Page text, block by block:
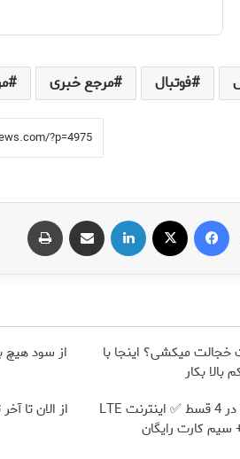
فوتبال مرجع خبری
فیس بوک لینکدین اشتراک گذاری از طریق ایمیل
میکشی؟ اینجا با
بالا بکار
از سود هیچ
بدون پیش پرداخت در 4 قسط ✅ اینترنت LTE
سیم کارت رایگان